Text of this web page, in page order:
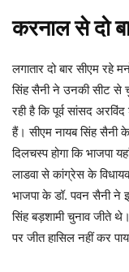
करनाल से दो
लगातार दो बार सीएम
सिंह सैनी ने उनकी सीट से
रही है कि पूर्व सांसद
हैं। सीएम नायब सिंह सैनी
दिलचस्प होगा कि भाजपा
लाडवा से कांग्रेस के
भाजपा के डॉ. पवन सैनी
सिंह बड़शामी चुनाव जीते
पर जीत हासिल नहीं कर